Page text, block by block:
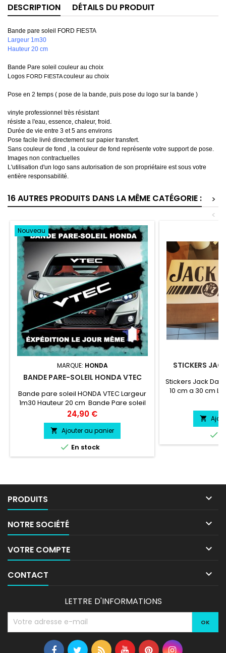
DESCRIPTION DÉTAILS DU PRODUIT
Bande pare soleil FORD FIESTA
Largeur 1m30
Hauteur 20 cm
Bande Pare soleil couleur au choix
Logos FORD FIESTAcouleur au choix
Pose en 2 temps ( pose de la bande, puis pose du logo sur la bande )
vinyle professionnel très résistant
résiste a l'eau, essence, chaleur, froid.
Durée de vie entre 3 et 5 ans environs
Pose facile livré directement sur papier transfert.
Sans couleur de fond , la couleur de fond représente votre support de pose.
Images non contractuelles
L'utilisation d'un logo sans autorisation de son propriétaire est sous votre
entière responsabilité.
16 AUTRES PRODUITS DANS LA MÊME CATÉGORIE :
>
<
Nouveau
MARQUE: HONDA
BANDE PARE-SOLEIL HONDA VTEC
Bande pare soleil HONDA VTEC Largeur
1m30 Hauteur 20 cm Bande Pare soleil
couleur au choix Logo HONDA VTEC
couleur au choix
Prix
24,90 €
 Ajouter au panier
 En stock
STICKERS
Stickers Jack
10 cm a 30 cm
résiste a l'eau,


PRODUITS 
NOTRE SOCIÉTÉ 
VOTRE COMPTE 
CONTACT 
LETTRE D'INFORMATIONS